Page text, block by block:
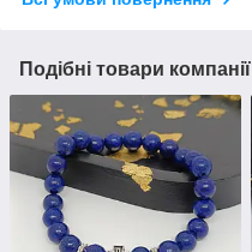
Подібні товари компанії